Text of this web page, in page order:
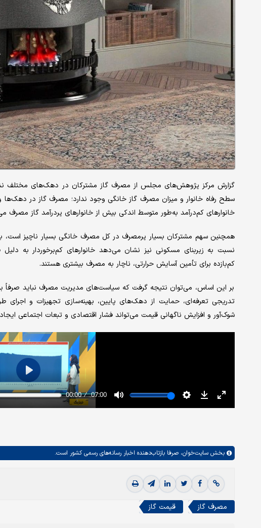
گزارش مرکز پژوهش‌های مجلس از مصرف گاز مشترکان در دهک‌های مختلف
سطح رفاه خانوار و میزان مصرف گاز خانگی وجود ندارد؛ مصرف گاز در
خانوارهای کم‌درآمد به‌طور متوسط اندکی بیش از خانوارهای پردرآمد گاز مصرف
همچنین سهم مشترکان بسیار پرمصرف در کل مصرف خانگی بسیار ناچیز است،
نسبت به زیربنای مسکونی نیز نشان می‌دهد خانوارهای کم‌برخوردار به
کم‌بازده برای تأمین آسایش حرارتی، ناچار به مصرف بیشتری هستند.
بر این اساس، می‌توان نتیجه گرفت که سیاست‌های مدیریت مصرف نباید صرفاً بر
تدریجی تعرفه‌ای، حمایت از دهک‌های پایین، بهینه‌سازی تجهیزات و اجرای
شوک‌آور و افزایش ناگهانی قیمت می‌تواند فشار اقتصادی و تبعات اجتماعی
بخش سایت‌خوان، صرفا بازتاب‌دهنده اخبار رسانه‌های رسمی کشور است.
مصرف گاز قیمت گاز